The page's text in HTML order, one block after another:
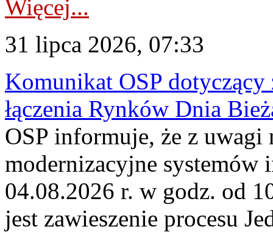
Więcej...
31 lipca 2026, 07:33
Komunikat OSP dotyczący
łączenia Rynków Dnia
OSP informuje, że z uwagi
modernizacyjne
04.08.2026 r. w godz. od
jest zawieszenie procesu